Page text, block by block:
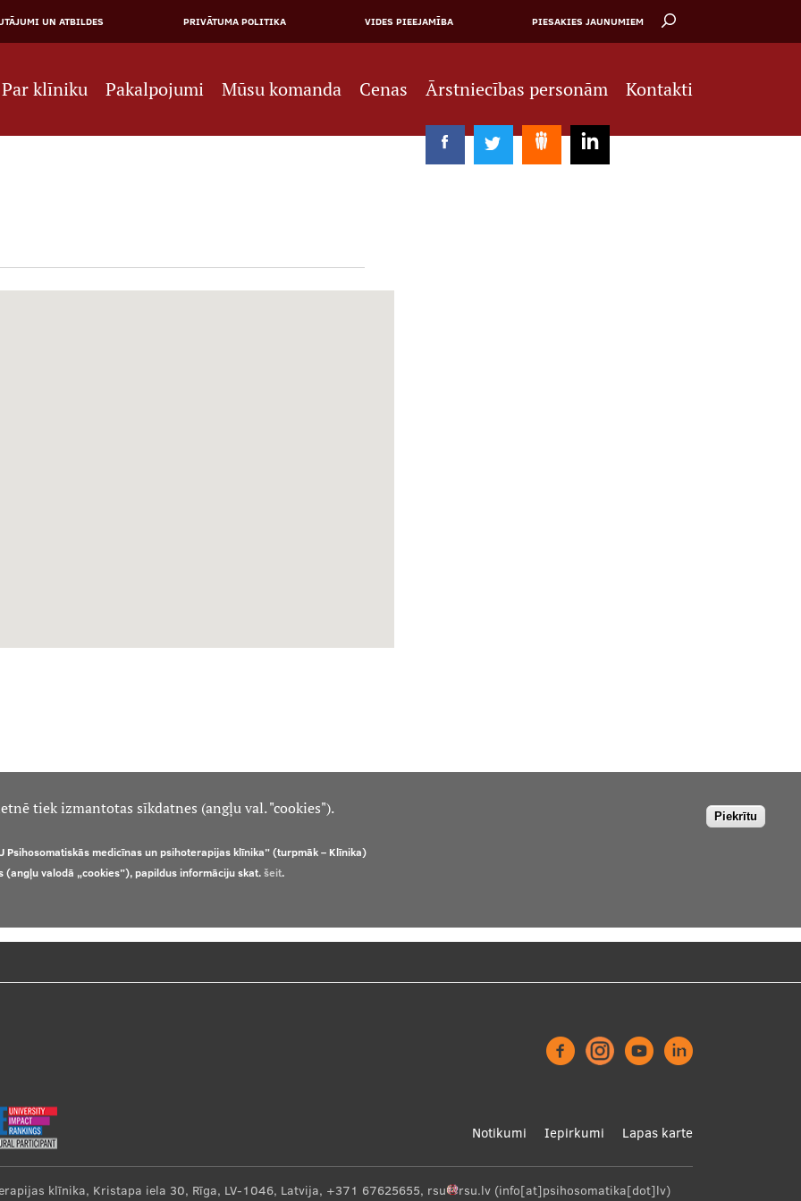
UN ATBILDES PRIVĀTUMA POLITIKA VIDES PIEEJAMĪBA PIESAKIES JAUNUMIEM
Par klīniku Pakalpojumi Mūsu komanda Cenas Ārstniecības personām Kontakti
Footer
menu
Notikumi Iepirkumi Lapas karte
klīnika, Kristapa iela 30, Rīga, LV-1046, Latvija, +371 67625655, rsu rsu.lv(info[at]psihosomatika[dot]lv)
tiek izmantotas sīkdatnes (angļu val. "cookies").
Psihosomatiskās medicīnas un psihoterapijas klīnika” (turpmāk – Klīnika)
(angļu valodā „cookies”), papildus informāciju skat.šeit.
Piekrītu